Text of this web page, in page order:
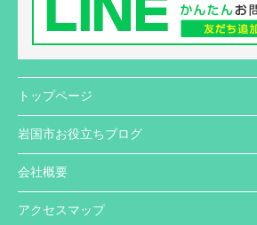
トップページ
岩国市お役立ちブログ
会社概要
アクセスマップ